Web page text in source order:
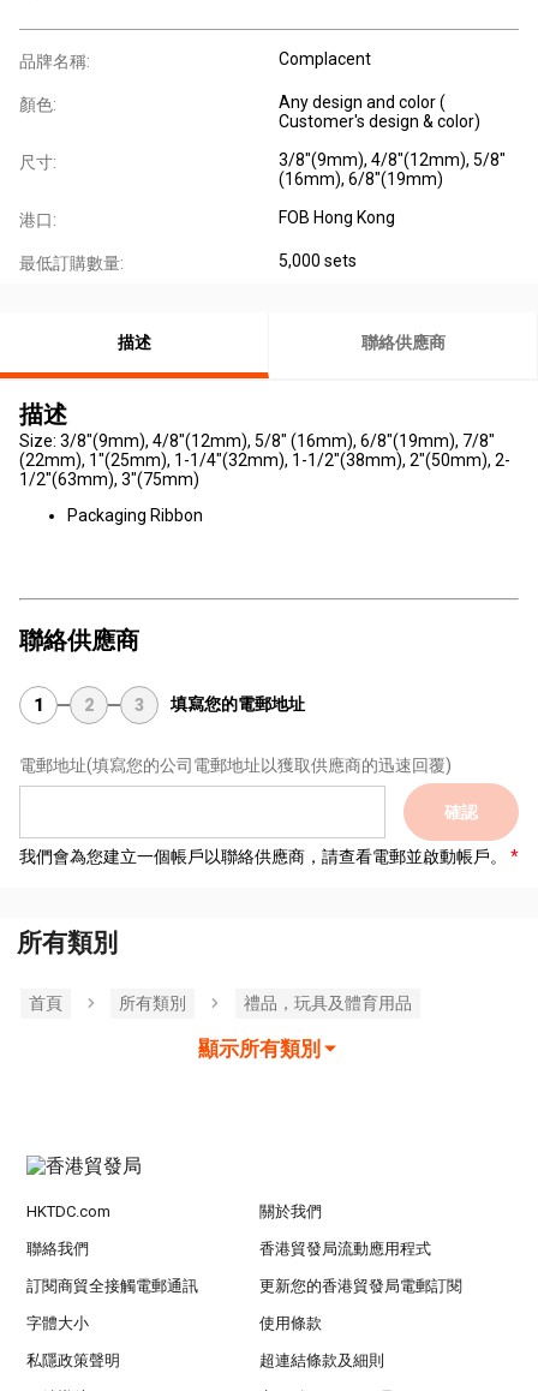
品牌名稱: Complacent
顏色:
Any design and color (
Customer's design & color)
尺寸:
3/8"(9mm), 4/8"(12mm), 5/8"
(16mm), 6/8"(19mm)
港口: FOB Hong Kong
最低訂購數量: 5,000 sets
描述 聯絡供應商
描述
Size: 3/8"(9mm), 4/8"(12mm), 5/8" (16mm), 6/8"(19mm), 7/8"
(22mm), 1"(25mm), 1-1/4"(32mm), 1-1/2"(38mm), 2"(50mm), 2-
1/2"(63mm), 3"(75mm)
Packaging Ribbon
聯絡供應商
1 2 3 填寫您的電郵地址
電郵地址(填寫您的公司電郵地址以獲取供應商的迅速回覆)
確認
我們會為您建立一個帳戶以聯絡供應商，請查看電郵並啟動帳戶。
所有類別
首頁 所有類別 禮品，玩具及體育用品
顯示所有類別
HKTDC.com 關於我們
聯絡我們 香港貿發局流動應用程式
訂閱商貿全接觸電郵通訊 更新您的香港貿發局電郵訂閱
字體大小 使用條款
私隱政策聲明 超連結條款及細則